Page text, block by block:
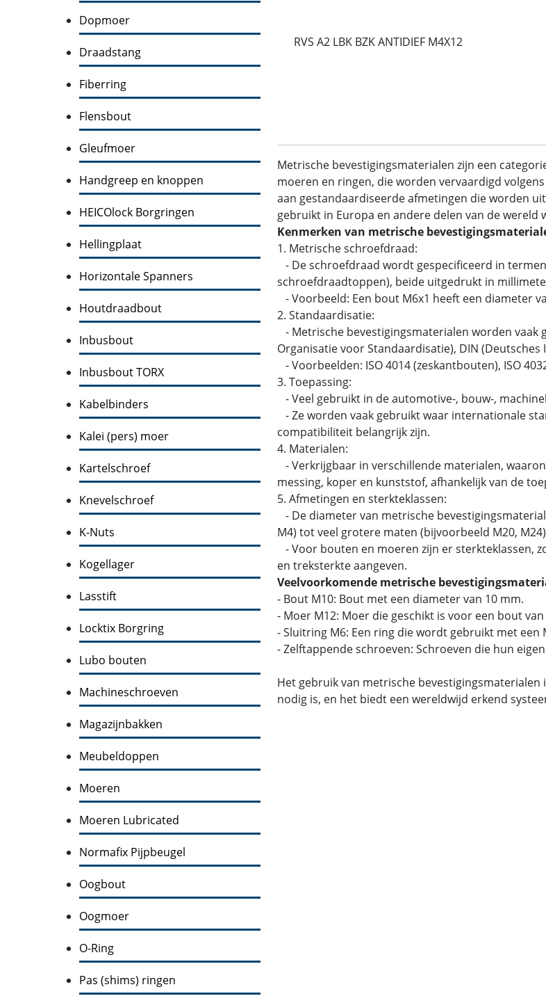
Dopmoer
Draadstang
Fiberring
Flensbout
Gleufmoer
Handgreep en knoppen
HEICOlock Borgringen
Hellingplaat
Horizontale Spanners
Houtdraadbout
Inbusbout
Inbusbout TORX
Kabelbinders
Kalei (pers) moer
Kartelschroef
Knevelschroef
K-Nuts
Kogellager
Lasstift
Locktix Borgring
Lubo bouten
Machineschroeven
Magazijnbakken
Meubeldoppen
Moeren
Moeren Lubricated
Normafix Pijpbeugel
Oogbout
Oogmoer
O-Ring
Pas (shims) ringen
RVS A2 LBK BZK ANTIDIEF M4X12
Metrische bevestigingsmaterialen zijn een
moeren en ringen, die worden vervaardigd
aan gestandaardiseerde afmetingen die worden
gebruikt in Europa en andere delen van de
Kenmerken van metrische
1. Metrische schroefdraad:
- De schroefdraad wordt gespecificeerd in
schroefdraadtoppen), beide uitgedrukt in
- Voorbeeld: Een bout M6x1 heeft een diameter
2. Standaardisatie:
- Metrische bevestigingsmaterialen worden
Organisatie voor Standaardisatie), DIN
- Voorbeelden: ISO 4014 (zeskantbouten), ISO
3. Toepassing:
- Veel gebruikt in de automotive-, bouw-,
- Ze worden vaak gebruikt waar internationale
compatibiliteit belangrijk zijn.
4. Materialen:
- Verkrijgbaar in verschillende materialen,
messing, koper en kunststof, afhankelijk van de
5. Afmetingen en sterkteklassen:
- De diameter van metrische
M4) tot veel grotere maten (bijvoorbeeld M20,
- Voor bouten en moeren zijn er sterkteklassen,
en treksterkte aangeven.
Veelvoorkomende metrische
- Bout M10: Bout met een diameter van 10 mm.
- Moer M12: Moer die geschikt is voor een bout
- Sluitring M6: Een ring die wordt gebruikt met
- Zelftappende schroeven: Schroeven die hun
Het gebruik van metrische
nodig is, en het biedt een wereldwijd erkend